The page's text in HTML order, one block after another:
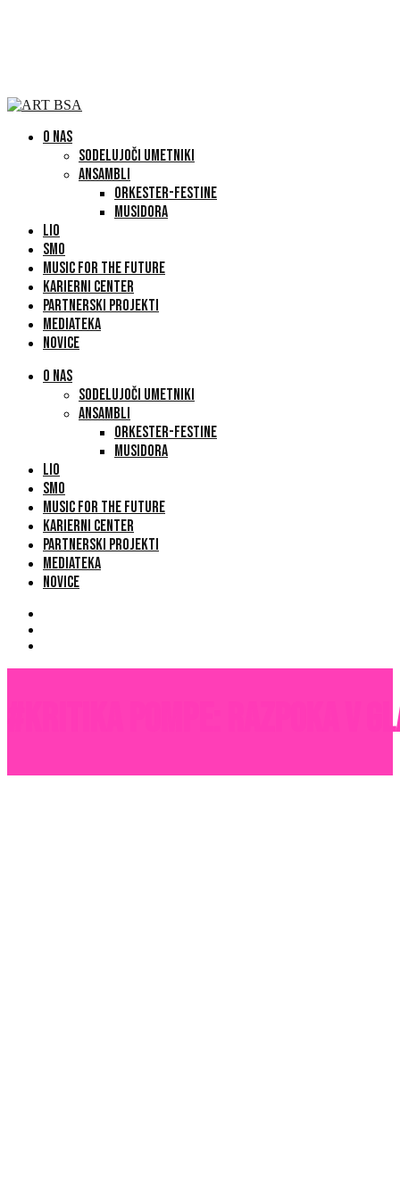
O NAS
SODELUJOČI UMETNIKI
ANSAMBLI
ORKESTER-FESTINE
MUSIDORA
LIO
SMO
MUSIC FOR THE FUTURE
KARIERNI CENTER
PARTNERSKI PROJEKTI
MEDIATEKA
NOVICE
O NAS
SODELUJOČI UMETNIKI
ANSAMBLI
ORKESTER-FESTINE
MUSIDORA
LIO
SMO
MUSIC FOR THE FUTURE
KARIERNI CENTER
PARTNERSKI PROJEKTI
MEDIATEKA
NOVICE
#kritika Pompe: Razpoka v